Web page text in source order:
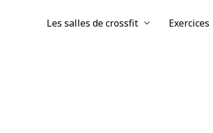
Les salles de crossfit Exercices